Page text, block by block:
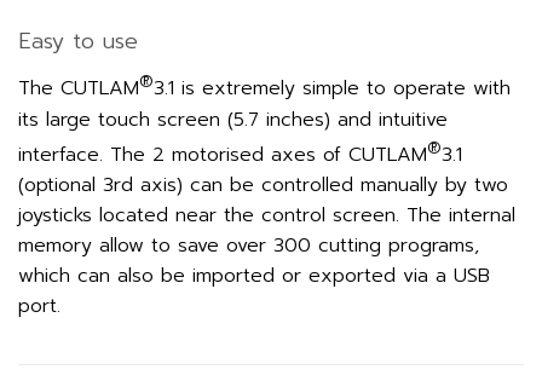
Easy to use
The CUTLAM®3.1 is extremely simple to operate with
its large touch screen (5.7 inches) and intuitive
interface. The 2 motorised axes of CUTLAM®3.1
(optional 3rd axis) can be controlled manually by two
joysticks located near the control screen. The internal
memory allow to save over 300 cutting programs,
which can also be imported or exported via a USB
port.